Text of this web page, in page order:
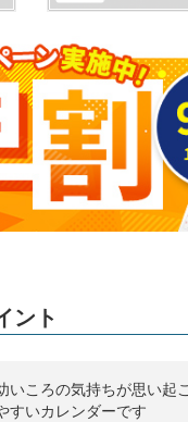
ント
いころの気持ちが思い起
すいカレンダーです